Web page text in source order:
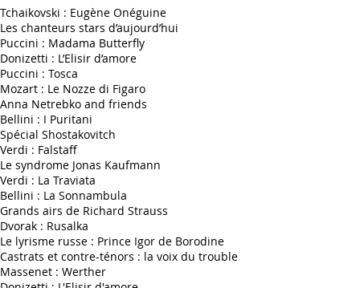
Tchaikovski : Eugène Onéguine
Les chanteurs stars d’aujourd’hui
Puccini : Madama Butterfly
Donizetti : L’Elisir d’amore
Puccini : Tosca
Mozart : Le Nozze di Figaro
Anna Netrebko and friends
Bellini : I Puritani
Spécial Shostakovitch
Verdi : Falstaff
Le syndrome Jonas Kaufmann
Verdi : La Traviata
Bellini : La Sonnambula
Grands airs de Richard Strauss
Dvorak : Rusalka
Le lyrisme russe : Prince Igor de Borodine
Castrats et contre-ténors : la voix du trouble
Massenet : Werther